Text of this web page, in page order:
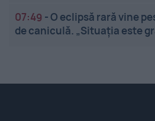
07:49 -O eclipsă rară vine
de caniculă. „Situația este